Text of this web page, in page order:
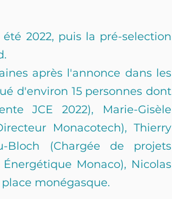
2022, puis la pré-selection
après l'annonce dans les
d'environ 15 personnes dont
JCE 2022), Marie-Gisèle
Monacotech), Thierry
Bloch (Chargée de projets
Monaco), Nicolas
monégasque.